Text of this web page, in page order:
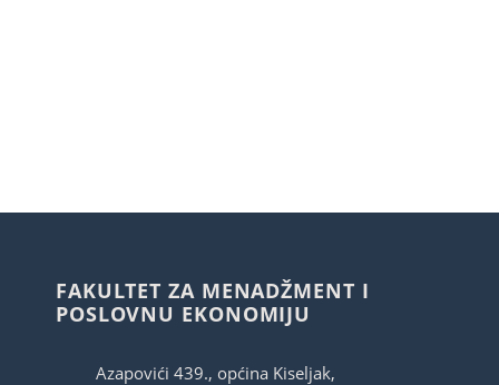
FAKULTET ZA MENADŽMENT I
POSLOVNU EKONOMIJU
Azapovići 439., općina Kiseljak,